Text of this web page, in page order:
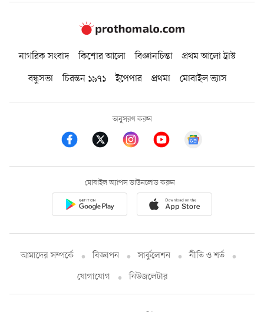
নাগরিক সংবাদ কিশোর আলো বিজ্ঞানচিন্তা
প্রথম আলো ট্রাস্ট
বন্ধুসভা
চিরন্তন ১৯৭১ ইপেপার প্রথমা মোবাইল ভ্যাস
অনুসরণ করুন
মোবাইল অ্যাপস ডাউনলোড করুন
আমাদের সম্পর্কে বিজ্ঞাপন সার্কুলেশন
নীতি ও শর্ত
যোগাযোগ
নিউজলেটার